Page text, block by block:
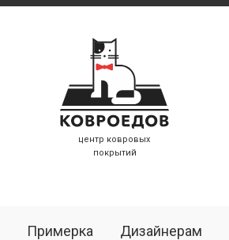
центр ковровых
покрытий
Примерка Дизайнерам